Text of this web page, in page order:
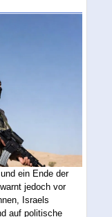
ein Ende der
jedoch vor
Israels
auf politische